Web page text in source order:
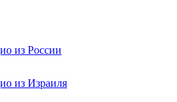
из России
из Израиля